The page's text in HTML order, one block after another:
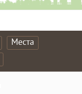
Места